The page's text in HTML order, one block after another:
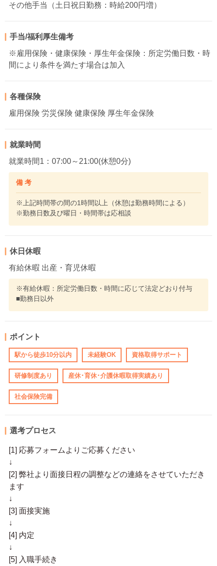
その他手当（土日祝日勤務：時給200円増）
手当/福利厚生備考
※雇用保険・健康保険・厚生年金保険：所定労働日数・時
間により条件を満たす場合は加入
各種保険
雇用保険 労災保険 健康保険 厚生年金保険
就業時間
就業時間1：07:00～21:00(休憩0分)
備 考
※上記時間帯の間の1時間以上（休憩は勤務時間による）
※勤務日数及び曜日・時間帯は応相談
休日休暇
有給休暇 出産・育児休暇
※有給休暇：所定労働日数・時間に応じて法定どおり付与
■勤務日以外
ポイント
駅から徒歩10分以内 未経験OK 資格取得サポート
研修制度あり 産休･育休･介護休暇取得実績あり
社会保険完備
選考プロセス
[1] 応募フォームよりご応募ください
↓
[2] 弊社より面接日程の調整などの連絡をさせていただき
ます
↓
[3] 面接実施
↓
[4] 内定
↓
[5] 入職手続き